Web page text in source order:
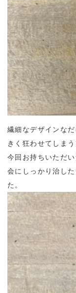
繊細なデザインな
きく狂わせてしまう
今回お持ちいただ
会にしっかり治し
た。